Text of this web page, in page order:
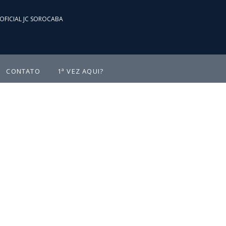
JC SOROCABA
CONTATO 1ª VEZ AQUI?